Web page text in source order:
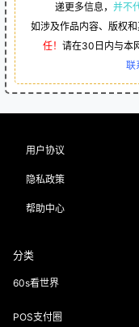
递更多信息， 并不
如涉及作品内容、版权和
任！ 请在30日内与本
联
用户协议
隐私政策
帮助中心
分类
60s看世界
POS支付圈